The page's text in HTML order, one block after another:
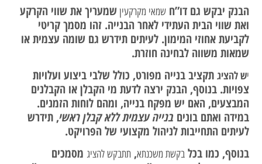
הבנק יבקש גם דו”חשמאי מקרקעיןשמעריך את שווי הקרקע
ואת שווי הבית העתידי לאחר הבנייה. זהו מסמך קריטי
לקביעת אחוזי המימון. לעיתים תידרש גם שומה עצמית או
שמאות משווה לבחינה חוזרת.
יש להציג תקציב בנייה מפורט, כולל שלבי ביצוע ועלויות
צפויות. בנוסף, הבנק ירצה לדעת מי הקבלן או הקבלנים
המבצעים, האם יש מפקח בנייה, ומהם לוחות הזמנים.
במידה ואתם בונים בנייה עצמית ללא קבלן ראשי, תידרש
לעיתים התחייבות לניהול מקצועי של הפרויקט.
בנוסף, כמו בכלבקשת משכנתא,תתבקש להציג מסמכים